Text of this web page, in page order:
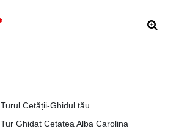
Turul Cetății-Ghidul tău
Tur Ghidat Cetatea Alba Carolina